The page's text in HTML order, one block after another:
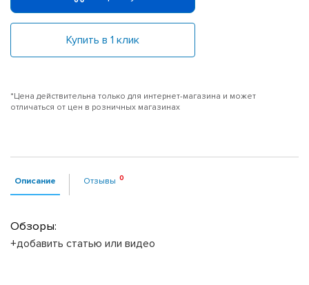
Купить в 1 клик
*Цена действительна только для интернет-магазина и может
отличаться от цен в розничных магазинах
Описание Отзывы
Обзоры:
+добавить статью или видео